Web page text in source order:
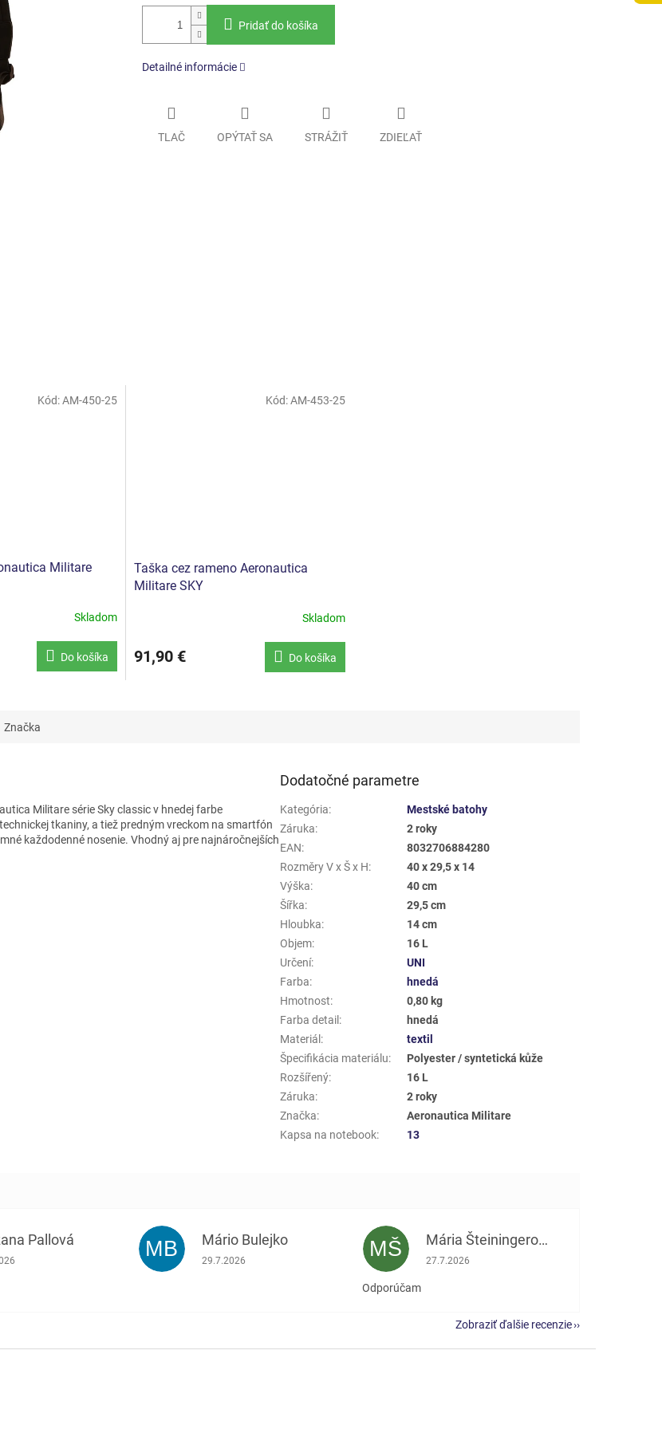
Pridať do košíka
Detailné informácie
TLAČ OPÝTAŤ SA STRÁŽIŤ ZDIEĽAŤ
Militare
Skladom
Do košíka
Kód:AM-450-25
Taška cez rameno Aeronautica
Militare SKY
Skladom
91,90 € Do košíka
Kód:AM-453-25
Značka
Militare série Sky classic v hnedej farbe
tkaniny, a tiež predným vreckom na smartfón
každodenné nosenie. Vhodný aj pre najnáročnejších
Dodatočné parametre
Kategória:
Mestské batohy
Záruka:
2 roky
EAN:
8032706884280
Rozměry V x Š x H:
40 x 29,5 x 14
Výška:
40 cm
Šířka:
29,5 cm
Hloubka:
14 cm
Objem:
16 L
Určení:
UNI
Farba:
hnedá
Hmotnost:
0,80 kg
Farba detail:
hnedá
Materiál:
textil
Špecifikácia materiálu:
Polyester / syntetická kůže
Rozšířený:
16 L
Záruka:
2 roky
Značka:
Aeronautica Militare
Kapsa na notebook: 13
Pallová
obchodu je 5 z 5 hviezdičiek.
MB Mário Bulejko
Hodnotenie obchodu je 5 z 5 hviezdičiek.
29.7.2026 MŠ Mária Šteiningerová
Hodnotenie obchodu je 5 z 5 hviezdičiek.
27.7.2026
Odporúčam
Zobraziť ďalšie recenzie